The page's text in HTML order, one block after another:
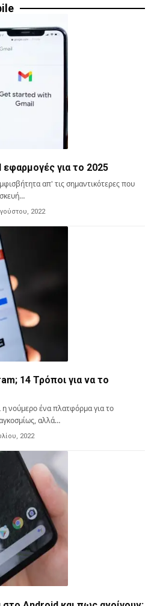
για το 2025
απ' τις σημαντικότερες που
2022
14 Τρόποι για να το
νούμερο ένα πλατφόρμα για το
αλλά…
2022